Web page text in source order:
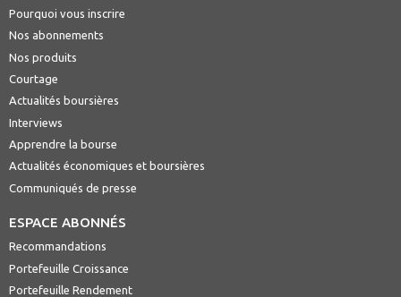
Pourquoi vous inscrire
Nos abonnements
Nos produits
Courtage
Actualités boursières
Interviews
Apprendre la bourse
Actualités économiques et boursières
Communiqués de presse
ESPACE ABONNÉS
Recommandations
Portefeuille Croissance
Portefeuille Rendement